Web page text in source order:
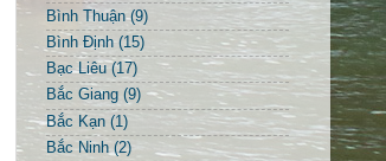
Bình Thuận (9)
Bình Định (15)
Bạc Liêu (17)
Bắc Giang (9)
Bắc Kạn (1)
Bắc Ninh (2)